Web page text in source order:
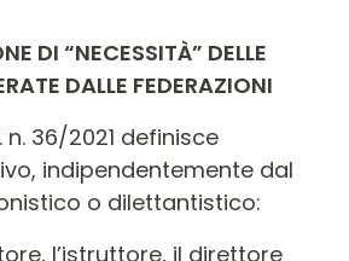
DI “NECESSITÀ” DELLE
DALLE FEDERAZIONI
n. 36/2021 definisce
indipendentemente dal
o dilettantistico:
l’istruttore, il direttore